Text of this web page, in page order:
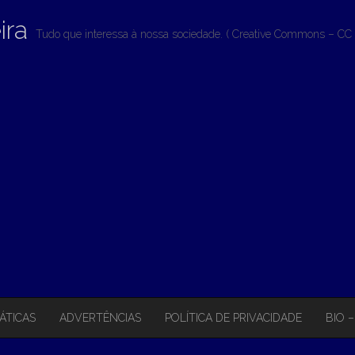
Tudo que interessa à nossa sociedade. ( Creative Commons – CC
ADVERTÊNCIAS POLÍTICA DE PRIVACIDADE BIO